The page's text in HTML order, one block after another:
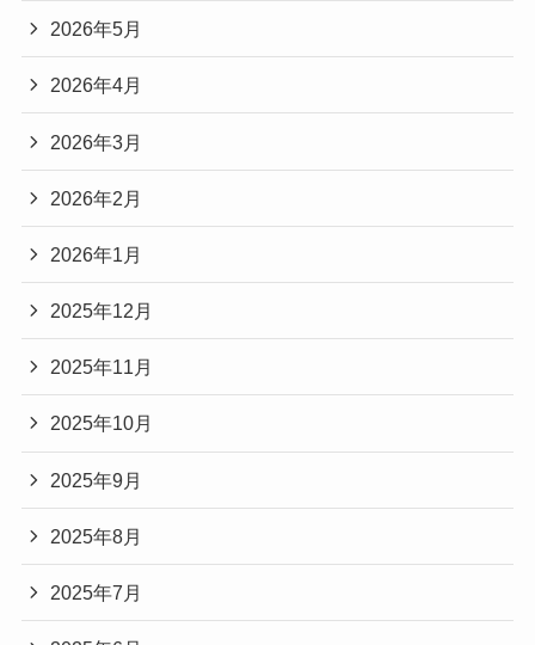
2026年5月
2026年4月
2026年3月
2026年2月
2026年1月
2025年12月
2025年11月
2025年10月
2025年9月
2025年8月
2025年7月